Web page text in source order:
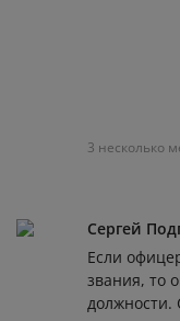
3 несколько
Сергей
Если
звания, то
должности.